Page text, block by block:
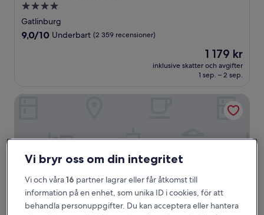
4.0-
stjärnigt
boende
Gatlinburg
9.0
9,0/10 Underbart (2 359 recensioner)
Priset
är
1 179 kr
1 179 kr
inklusive skatter och avgifter
1 sep. – 2 sep.
Vi bryr oss om din integritet
Vi och våra16 partner lagrar eller får åtkomst till
information på en enhet, som unika ID i cookies, för att
behandla personuppgifter. Du kan acceptera eller hantera